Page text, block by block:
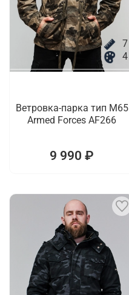
7
4
Ветровка-парка тип M65
Armed Forces AF266
9 990 ₽